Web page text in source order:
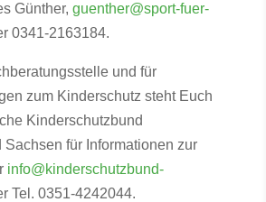
Günther, guenther@sport-fuer-
0341-2163184.
und für
zum Kinderschutz steht Euch
Kinderschutzbund
Sachsen für Informationen zur
info@kinderschutzbund-
Tel. 0351-4242044.